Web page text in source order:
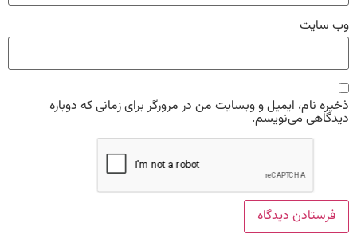
وب‌ سایت
ذخیره نام، ایمیل و وبسایت من در مرورگر برای زمانی که دوباره
دیدگاهی می‌نویسم.